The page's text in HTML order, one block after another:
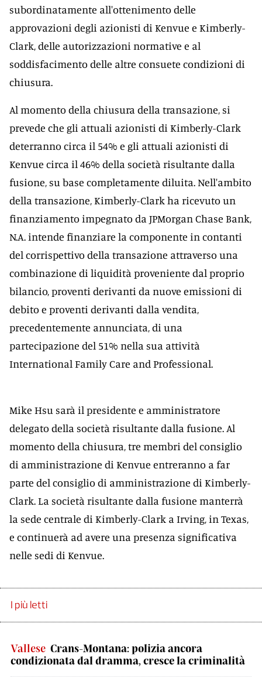
subordinatamente all'ottenimento delle
approvazioni degli azionisti di Kenvue e Kimberly-
Clark, delle autorizzazioni normative e al
soddisfacimento delle altre consuete condizioni di
chiusura.
Al momento della chiusura della transazione, si
prevede che gli attuali azionisti di Kimberly-Clark
deterranno circa il 54% e gli attuali azionisti di
Kenvue circa il 46% della società risultante dalla
fusione, su base completamente diluita. Nell'ambito
della transazione, Kimberly-Clark ha ricevuto un
finanziamento impegnato da JPMorgan Chase Bank,
N.A. intende finanziare la componente in contanti
del corrispettivo della transazione attraverso una
combinazione di liquidità proveniente dal proprio
bilancio, proventi derivanti da nuove emissioni di
debito e proventi derivanti dalla vendita,
precedentemente annunciata, di una
partecipazione del 51% nella sua attività
International Family Care and Professional.
Mike Hsu sarà il presidente e amministratore
delegato della società risultante dalla fusione. Al
momento della chiusura, tre membri del consiglio
di amministrazione di Kenvue entreranno a far
parte del consiglio di amministrazione di Kimberly-
Clark. La società risultante dalla fusione manterrà
la sede centrale di Kimberly-Clark a Irving, in Texas,
e continuerà ad avere una presenza significativa
nelle sedi di Kenvue.
I più letti
Vallese Crans-Montana: polizia ancora
condizionata dal dramma, cresce la criminalità